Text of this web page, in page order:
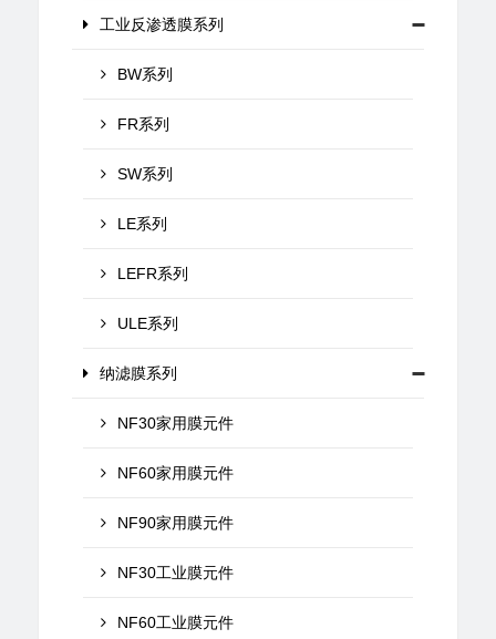
工业反渗透膜系列
BW系列
FR系列
SW系列
LE系列
LEFR系列
ULE系列
纳滤膜系列
NF30家用膜元件
NF60家用膜元件
NF90家用膜元件
NF30工业膜元件
NF60工业膜元件